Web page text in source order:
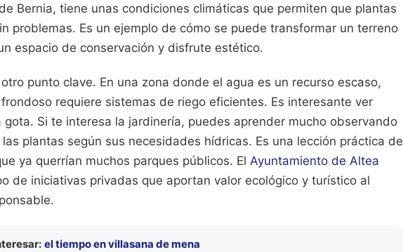
Bernia, tiene unas condiciones climáticas que permiten que plantas
problemas. Es un ejemplo de cómo se puede transformar un terreno
espacio de conservación y disfrute estético.
punto clave. En una zona donde el agua es un recurso escaso,
requiere sistemas de riego eficientes. Es interesante ver
gota. Si te interesa la jardinería, puedes aprender mucho observando
plantas según sus necesidades hídricas. Es una lección práctica de
ya querrían muchos parques públicos. El Ayuntamiento de Altea
de iniciativas privadas que aportan valor ecológico y turístico al
el tiempo en villasana de mena